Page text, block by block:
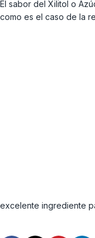
El sabor del Xilitol o
como es el caso de la
excelente ingrediente